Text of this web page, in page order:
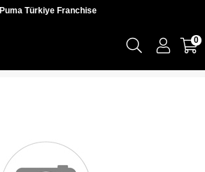
Puma Türkiye Franchise
0